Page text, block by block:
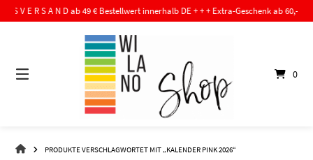
Springe
zum
S V E R S A N D ab 49 € Bestellwert innerhalb DE + + + Extra-Geschenk ab 60,- €
0
WI-
PRODUKTE VERSCHLAGWORTET MIT „KALENDER PINK 2026“